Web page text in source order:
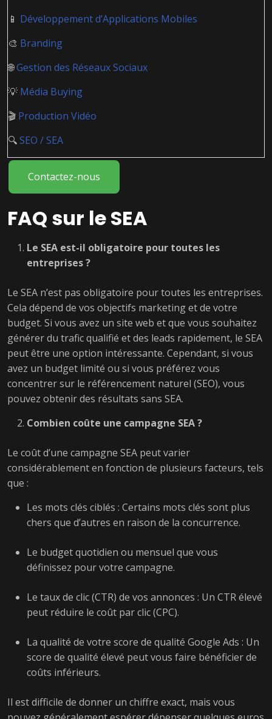
📱 Développement d’Applications Mobiles
🎨 Branding
🌐Gestion des Réseaux Sociaux
💡 Média Buying
🎬 Production Vidéo
🔍SEO / SEA
Contactez-nous
FAQ sur le SEA
Le SEA est-il obligatoire pour toutes les
entreprises ?
Le SEA n’est pas obligatoire pour toutes les entreprises.
Cela dépend de vos objectifs marketing et de votre
budget. Si vous avez un site web et que vous souhaitez
générer du trafic qualifié et des leads rapidement, le SEA
peut être une option intéressante. Cependant, si vous
avez un budget limité ou si vous préférez vous
concentrer sur le référencement naturel (SEO), vous
pouvez obtenir des résultats sans SEA.
Combien coûte une campagne SEA ?
Le coût d’une campagne SEA peut varier
considérablement en fonction de plusieurs facteurs, tels
que :
Les mots clés ciblés : Certains mots clés sont plus
chers que d’autres en raison de la concurrence.
Le budget quotidien ou mensuel que vous
définissez pour votre campagne.
Le taux de clic (CTR) de vos annonces : Un CTR élevé
peut réduire le coût par clic (CPC).
La qualité de votre score de qualité Google Ads : Un
score de qualité élevé peut vous faire bénéficier de
coûts inférieurs.
Il est difficile de donner un chiffre exact, mais vous